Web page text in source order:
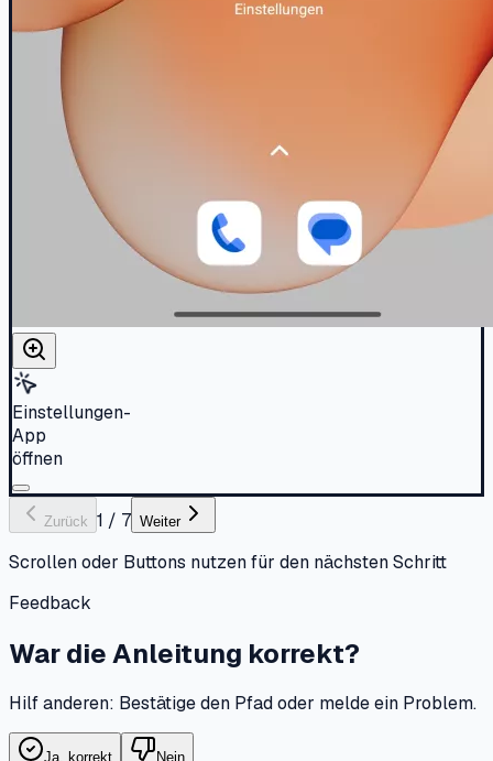
Einstellungen-
App
öffnen
Zurück 1 / 7 Weiter
Scrollen oder Buttons nutzen für den nächsten Schritt
Feedback
War die Anleitung korrekt?
Hilf anderen: Bestätige den Pfad oder melde ein Problem.
Ja, korrekt Nein